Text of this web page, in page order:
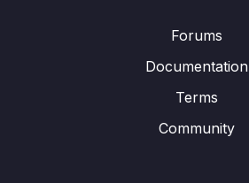
Forums
Documentation
Terms
Community